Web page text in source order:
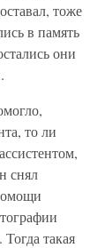
тоже
в память
они
то ли
снял
такая